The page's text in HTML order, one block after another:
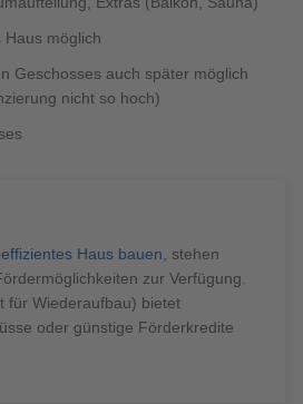
möglich
Geschosses auch später möglich
nicht so hoch)
Haus bauen , stehen
zur Verfügung.
für Wiederaufbau) bietet
oder günstige Förderkredite